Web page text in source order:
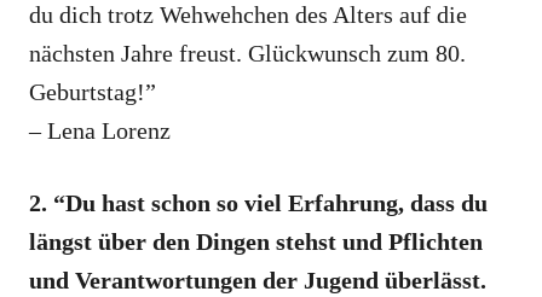
du dich trotz Wehwehchen des Alters auf die
nächsten Jahre freust. Glückwunsch zum 80.
Geburtstag!”
– Lena Lorenz
2. “Du hast schon so viel Erfahrung, dass du
längst über den Dingen stehst und Pflichten
und Verantwortungen der Jugend überlässt.